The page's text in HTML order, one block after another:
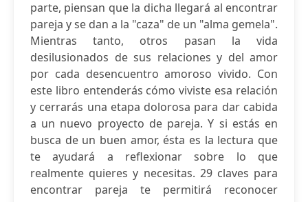
parte, piensan que la dicha llegará al encontrar
pareja y se dan a la "caza" de un "alma gemela".
Mientras tanto, otros pasan la vida
desilusionados de sus relaciones y del amor
por cada desencuentro amoroso vivido. Con
este libro entenderás cómo viviste esa relación
y cerrarás una etapa dolorosa para dar cabida
a un nuevo proyecto de pareja. Y si estás en
busca de un buen amor, ésta es la lectura que
te ayudará a reflexionar sobre lo que
realmente quieres y necesitas. 29 claves para
encontrar pareja te permitirá reconocer